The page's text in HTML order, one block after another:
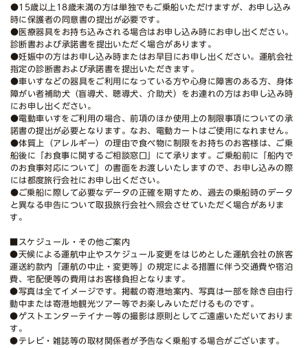
●15歳以上18歳未満の方は単独でもご乗船いただけますが、お申し込み
時に保護者の同意書の提出が必要です。
●医療器具をお持ち込みされる場合はお申し込み時にお申し出ください。
診断書および承諾書を提出いただく場合があります。
●妊娠中の方はお申し込み時またはお早目にお申し出ください。運航会社
指定の診断書および承諾書を提出いただきます。
●車いすなどの器具をご利用になっている方や心身に障害のある方、身体
障がい者補助犬（盲導犬、聴導犬、介助犬）をお連れの方はお申し込み時
にお申し出ください。
●電動車いすをご利用の場合、前項のほか使用上の制限事項についての承
諾書の提出が必要となります。なお、電動カートはご使用になれません。
●体質上（アレルギー）の理由で食べ物に制限をお持ちのお客様は、ご乗
船後に「お食事に関するご相談窓口」にて承ります。ご乗船前に「船内で
のお食事対応について」の書面をお渡しいたしますので、お申し込みの際
には都度旅行会社にお申し出ください。
●ご乗船に際して必要なデータの正確を期すため、過去の乗船時のデータ
と異なる申告について取扱旅行会社へ照会させていただく場合がありま
す。
■スケジュール・その他ご案内
●天候による運航中止やスケジュール変更をはじめとした運航会社の旅客
運送約款内「運航の中止・変更等」の規定による措置に伴う交通費や宿泊
費、宅配便等の費用はお客様負担となります。
●写真は全てイメージです。掲載の寄港地案内、写真は一部を除き自由行
動中または寄港地観光ツアー等でお楽しみいただけるものです。
●ゲストエンターテイナー等の撮影は原則としてご遠慮いただいておりま
す。
●テレビ・雑誌等の取材関係者が予告なく乗船する場合がございます。